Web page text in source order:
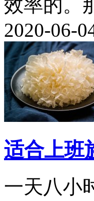
效率的。
2020-06-
适合上班
一天八小